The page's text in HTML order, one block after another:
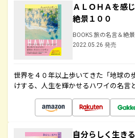
ＡＬＯＨＡを感
絶景１００
BOOKS 旅の名言＆絶景
2022.05.26 発売
世界を４０年以上歩いてきた「地球の
けする、人生を輝かせるハワイの名言
自分らしく生き